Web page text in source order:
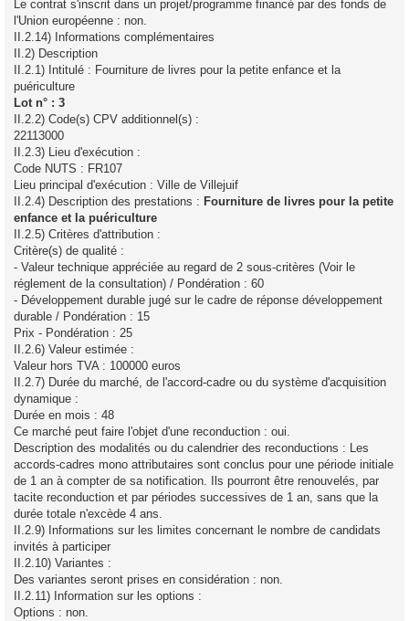
Le contrat s'inscrit dans un projet/programme financé par des fonds de
l'Union européenne : non.
II.2.14) Informations complémentaires
II.2) Description
II.2.1) Intitulé : Fourniture de livres pour la petite enfance et la
puériculture
Lot n° : 3
II.2.2) Code(s) CPV additionnel(s) :
22113000
II.2.3) Lieu d'exécution :
Code NUTS : FR107
Lieu principal d'exécution : Ville de Villejuif
II.2.4) Description des prestations : Fourniture de livres pour la petite
enfance et la puériculture
II.2.5) Critères d'attribution :
Critère(s) de qualité :
- Valeur technique appréciée au regard de 2 sous-critères (Voir le
réglement de la consultation) / Pondération : 60
- Développement durable jugé sur le cadre de réponse développement
durable / Pondération : 15
Prix - Pondération : 25
II.2.6) Valeur estimée :
Valeur hors TVA : 100000 euros
II.2.7) Durée du marché, de l'accord-cadre ou du système d'acquisition
dynamique :
Durée en mois : 48
Ce marché peut faire l'objet d'une reconduction : oui.
Description des modalités ou du calendrier des reconductions : Les
accords-cadres mono attributaires sont conclus pour une période initiale
de 1 an à compter de sa notification. Ils pourront être renouvelés, par
tacite reconduction et par périodes successives de 1 an, sans que la
durée totale n'excède 4 ans.
II.2.9) Informations sur les limites concernant le nombre de candidats
invités à participer
II.2.10) Variantes :
Des variantes seront prises en considération : non.
II.2.11) Information sur les options :
Options : non.